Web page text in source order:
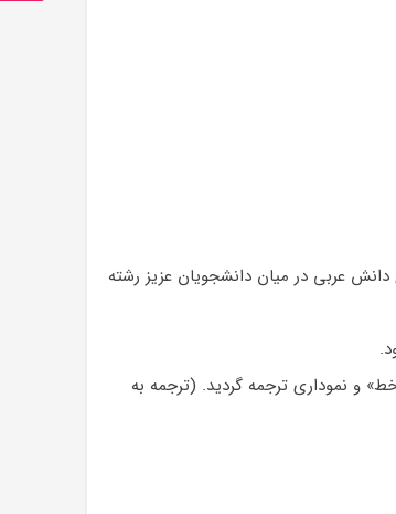
عربی در میان دانشجویان عزیز رشته
و نموداری ترجمه گردید. (ترجمه به